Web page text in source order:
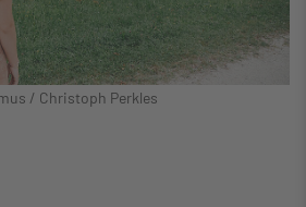
/ Christoph Perkles